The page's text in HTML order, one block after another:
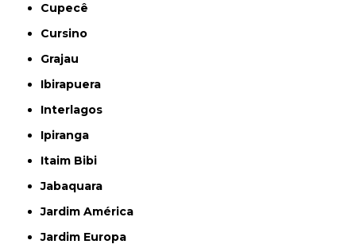
Cupecê
Cursino
Grajau
Ibirapuera
Interlagos
Ipiranga
Itaim Bibi
Jabaquara
Jardim América
Jardim Europa